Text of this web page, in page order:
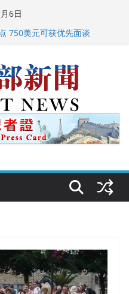
6日
：让沉香有序走向世界
权” : 出生在美国就是美国
国老教师罗纳德·萨科尔斯基